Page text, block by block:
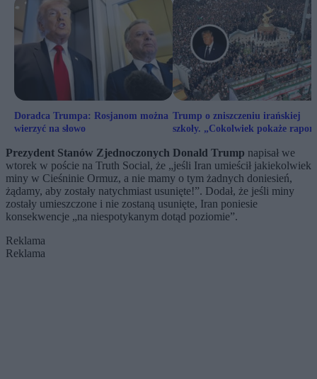
Doradca Trumpa: Rosjanom można
wierzyć na słowo
Trump o zniszczeniu irańskiej
szkoły. „Cokolwiek pokaże
Prezydent Stanów Zjednoczonych Donald Trump napisał we
wtorek w poście na Truth Social, że „jeśli Iran umieścił jakiekolwiek
miny w Cieśninie Ormuz, a nie mamy o tym żadnych doniesień,
żądamy, aby zostały natychmiast usunięte!”. Dodał, że jeśli miny
zostały umieszczone i nie zostaną usunięte, Iran poniesie
konsekwencje „na niespotykanym dotąd poziomie”.
Reklama
Reklama